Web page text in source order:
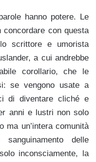
hanno potere. Le
con questa
scrittore e umorista
a cui andrebbe
corollario, che le
se vengono usate a
di diventare cliché e
anni e lustri non solo
ma un’intera comunità
sanguinamento delle
inconsciamente, la